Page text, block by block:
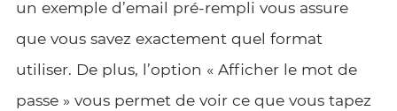
un exemple d’email pré-rempli vous assure
que vous savez exactement quel format
utiliser. De plus, l’option « Afficher le mot de
passe » vous permet de voir ce que vous tapez